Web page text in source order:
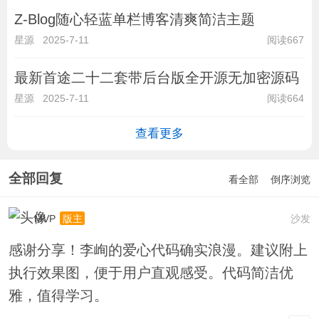
Z-Blog随心轻蓝单栏博客清爽简洁主题
星源 2025-7-11 阅读667
最新首途二十二套带后台版全开源无加密源码
星源 2025-7-11 阅读664
查看更多
全部回复 看全部 倒序浏览
沙发
MVP 版主
感谢分享！李峋的爱心代码确实浪漫。建议附上
执行效果图，便于用户直观感受。代码简洁优
雅，值得学习。